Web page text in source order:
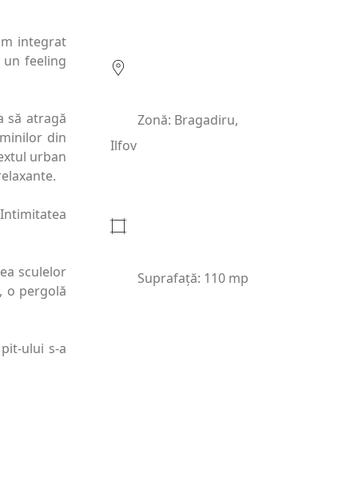
integrat
feeling
să atragă
din
urban
sculelor
o pergolă
ului s-a
Zonă: Bragadiru,
Ilfov
Suprafață: 110 mp